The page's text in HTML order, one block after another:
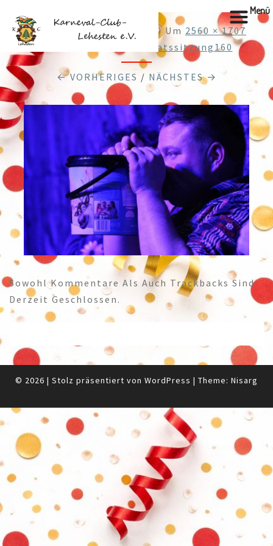
Veröffentlicht 10.02.2020Um 2560 × 1707
Web80220203Elferratssitzung160
← VORHERIGES / NÄCHSTES →
Sowohl Kommentare Als Auch Trackbacks Sind
Derzeit Geschlossen.
© 2026 | Stolz präsentiert von WordPress | Theme: Nisarg
Menü